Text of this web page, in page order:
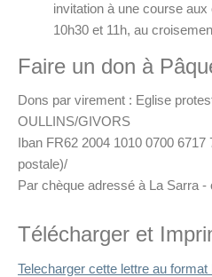
invitation à une course
10h30 et 11h, au
Faire un don à
Dons par virement : Eglise
OULLINS/GIVORS
Iban FR62 2004 1010 0700 6717
postale)/
Par chèque adressé à La Sarra
Télécharger et
Telecharger cette lettre au format